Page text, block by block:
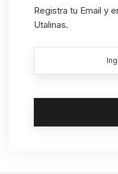
Registra tu Email y
Utalinas.